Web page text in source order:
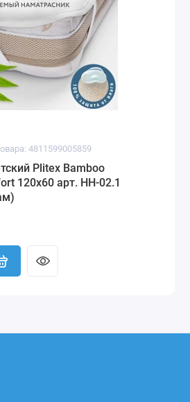
4811599005859
Plitex Bamboo
120х60 арт. НН-02.1